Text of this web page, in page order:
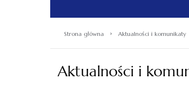
Strona główna › Aktualności i komunikaty
Aktualności i